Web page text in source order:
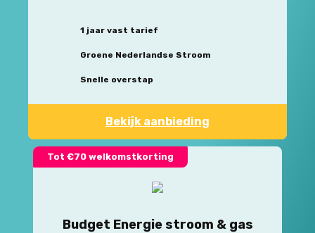
1 jaar vast tarief
Groene Nederlandse Stroom
Snelle overstap
Bekijk aanbieding
Tot €70 welkomstkorting
Budget Energie stroom & gas